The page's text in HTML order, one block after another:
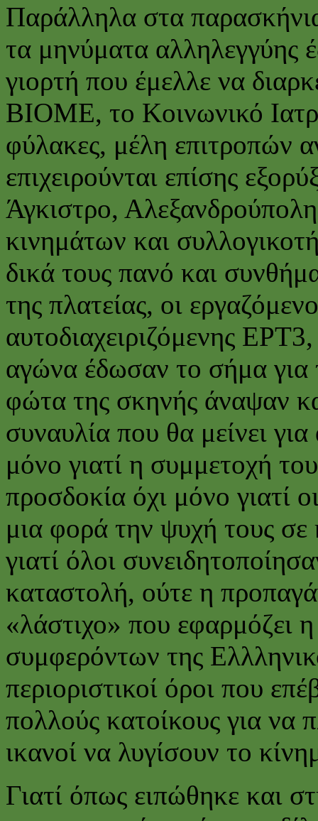
Παράλληλα στα παρασκήνια
τα μηνύματα αλληλεγγύης
γιορτή που έμελλε να
ΒΙΟΜΕ, το Κοινωνικό
φύλακες, μέλη επιτροπών
επιχειρούνται επίσης
Άγκιστρο,
κινημάτων και
δικά τους πανό και
της πλατείας, οι
αυτοδιαχειριζόμενης
αγώνα έδωσαν το σήμα για
φώτα της σκηνής άναψαν
συναυλία που θα μείνει
μόνο γιατί η συμμετοχή
προσδοκία όχι μόνο γιατί
μια φορά την ψυχή τους
γιατί όλοι
καταστολή, ούτε η
«λάστιχο» που εφαρμόζει
συμφερόντων της
περιοριστικοί όροι που
πολλούς κατοίκους για να
ικανοί να λυγίσουν το
Γιατί όπως ειπώθηκε και